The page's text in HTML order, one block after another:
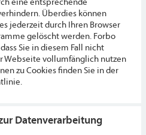
Überdies können
jederzeit durch Ihren Browser
gelöscht werden. Forbo
Sie in diesem Fall nicht
Webseite vollumfänglich nutzen
zu Cookies finden Sie in der
Datenverarbeitung